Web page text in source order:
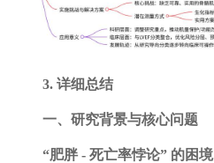
3. 详细总结
一、研究背景与核心问题
“肥胖 - 死亡率悖论” 的困境